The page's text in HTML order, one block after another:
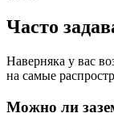
Часто
Наверняка у вас
на самые
Можно ли